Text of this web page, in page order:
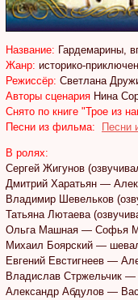
Название: Гардемарины,
Жанр: историко-
Режиссёр: Светлана
Авторы сценария Нина
Снято по книге "Трое из
Песни из фильма:
Песни
В ролях:
Сергей Жигунов
Дмитрий Харатьян —
Владимир Шевельков
Татьяна Лютаева
Ольга Машная — Софья
Михаил Боярский —
Евгений Евстигнеев —
Владислав Стржельчик —
Александр Абдулов —